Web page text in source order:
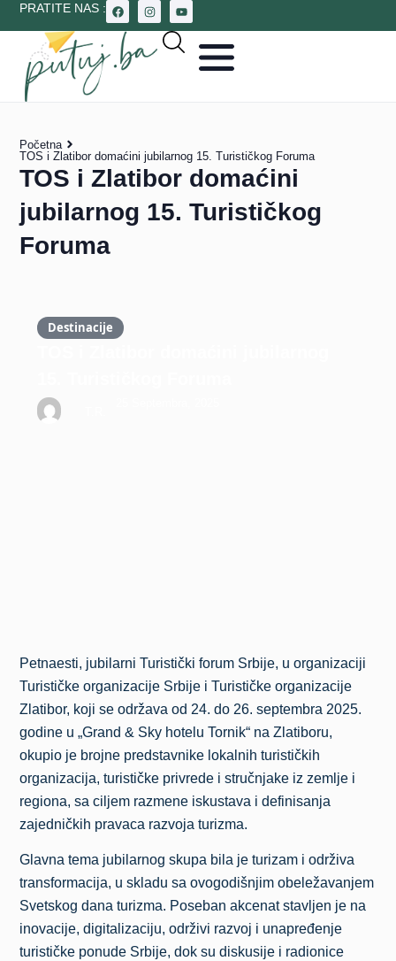
PRATITE NAS :
Početna
TOS i Zlatibor domaćini jubilarnog 15. Turističkog Foruma
TOS i Zlatibor domaćini
jubilarnog 15. Turističkog
Foruma
Destinacije
Petnaesti, jubilarni Turistički forum Srbije, u organizaciji
Turističke organizacije Srbije i Turističke organizacije
Zlatibor, koji se održava od 24. do 26. septembra 2025.
godine u „Grand & Sky hotelu Tornik“ na Zlatiboru,
okupio je brojne predstavnike lokalnih turističkih
organizacija, turističke privrede i stručnjake iz zemlje i
regiona, sa ciljem razmene iskustava i definisanja
zajedničkih pravaca razvoja turizma.
Glavna tema jubilarnog skupa bila je turizam i održiva
transformacija, u skladu sa ovogodišnjim obeležavanjem
Svetskog dana turizma. Poseban akcenat stavljen je na
inovacije, digitalizaciju, održivi razvoj i unapređenje
turističke ponude Srbije, dok su diskusije i radionice